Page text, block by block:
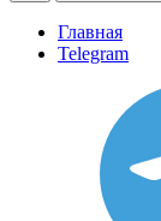
Главная
Telegram